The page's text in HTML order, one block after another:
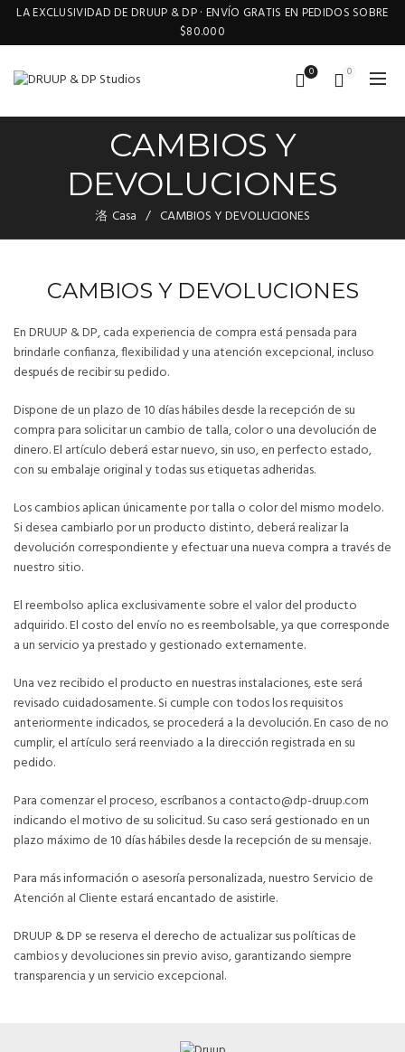
LA EXCLUSIVIDAD DE DRUUP & DP · ENVÍO GRATIS EN PEDIDOS SOBRE
$80.000
0 0
CAMBIOS Y
DEVOLUCIONES
Casa CAMBIOS Y DEVOLUCIONES
CAMBIOS Y DEVOLUCIONES
En DRUUP & DP, cada experiencia de compra está pensada para
brindarle confianza, flexibilidad y una atención excepcional, incluso
después de recibir su pedido.
Dispone de un plazo de 10 días hábiles desde la recepción de su
compra para solicitar un cambio de talla, color o una devolución de
dinero. El artículo deberá estar nuevo, sin uso, en perfecto estado,
con su embalaje original y todas sus etiquetas adheridas.
Los cambios aplican únicamente por talla o color del mismo modelo.
Si desea cambiarlo por un producto distinto, deberá realizar la
devolución correspondiente y efectuar una nueva compra a través de
nuestro sitio.
El reembolso aplica exclusivamente sobre el valor del producto
adquirido. El costo del envío no es reembolsable, ya que corresponde
a un servicio ya prestado y gestionado externamente.
Una vez recibido el producto en nuestras instalaciones, este será
revisado cuidadosamente. Si cumple con todos los requisitos
anteriormente indicados, se procederá a la devolución. En caso de no
cumplir, el artículo será reenviado a la dirección registrada en su
pedido.
Para comenzar el proceso, escríbanos a contacto@dp-druup.com
indicando el motivo de su solicitud. Su caso será gestionado en un
plazo máximo de 10 días hábiles desde la recepción de su mensaje.
Para más información o asesoría personalizada, nuestro Servicio de
Atención al Cliente estará encantado de asistirle.
DRUUP & DP se reserva el derecho de actualizar sus políticas de
cambios y devoluciones sin previo aviso, garantizando siempre
transparencia y un servicio excepcional.